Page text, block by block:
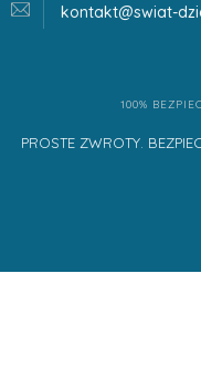
kontakt@swiat-
100%
PROSTE ZWROTY.